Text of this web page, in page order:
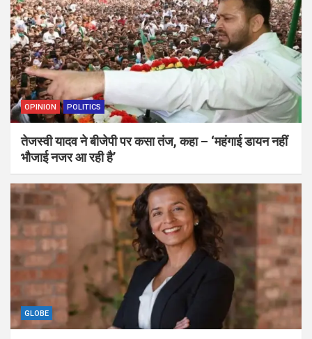
OPINION POLITICS
तेजस्वी यादव ने बीजेपी पर कसा तंज, कहा – ‘महंगाई डायन नहीं
भौजाई नजर आ रही है’
GLOBE